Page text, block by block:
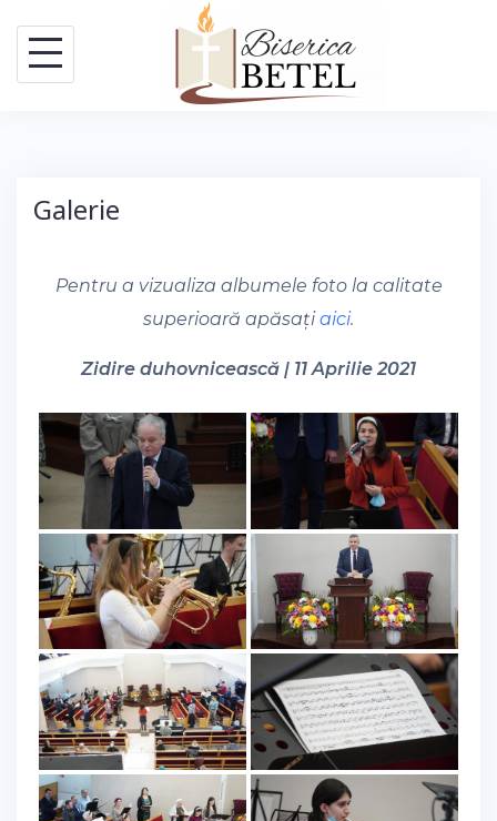
content
Galerie
Pentru a vizualiza albumele foto la calitate
superioară apăsațiaici.
Zidire duhovnicească | 11 Aprilie 2021